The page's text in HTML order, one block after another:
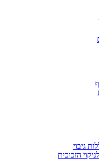
גיבוי
הזכוכית